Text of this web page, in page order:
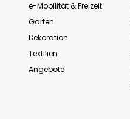
e-Mobilität & Freizeit
Garten
Dekoration
Textilien
Angebote